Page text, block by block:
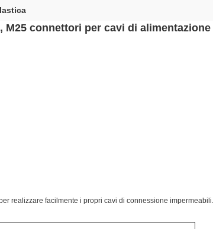
connettori per cavi di
realizzare facilmente i propri cavi di connessione impermeabili.